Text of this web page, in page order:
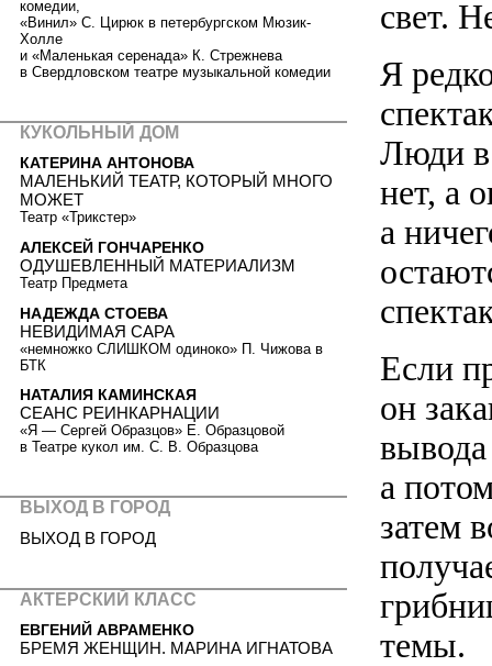
свет.
Я
Люди в
нет, а
а
Если
он
а
затем
темы.
комедии,
«Винил» С. Цирюк в петербургском Мюзик-
Холле
и «Маленькая серенада» К. Стрежнева
в Свердловском театре музыкальной комедии
КУКОЛЬНЫЙ ДОМ
КАТЕРИНА АНТОНОВА
МАЛЕНЬКИЙ ТЕАТР, КОТОРЫЙ МНОГО
МОЖЕТ
Театр «Трикстер»
АЛЕКСЕЙ ГОНЧАРЕНКО
ОДУШЕВЛЕННЫЙ МАТЕРИАЛИЗМ
Театр Предмета
НАДЕЖДА СТОЕВА
НЕВИДИМАЯ САРА
«немножко СЛИШКОМ одиноко» П. Чижова в
БТК
НАТАЛИЯ КАМИНСКАЯ
СЕАНС РЕИНКАРНАЦИИ
«Я — Сергей Образцов» Е. Образцовой
в Театре кукол им. С. В. Образцова
ВЫХОД В ГОРОД
ВЫХОД В ГОРОД
АКТЕРСКИЙ КЛАСС
ЕВГЕНИЙ АВРАМЕНКО
БРЕМЯ ЖЕНЩИН. МАРИНА ИГНАТОВА